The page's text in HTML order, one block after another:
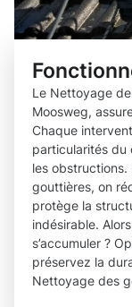
Le Nettoyage
Moosweg,
Chaque
particularités du
les
gouttières, on
protège la
indésirable.
s’accumuler ?
préservez la
Nettoyage des